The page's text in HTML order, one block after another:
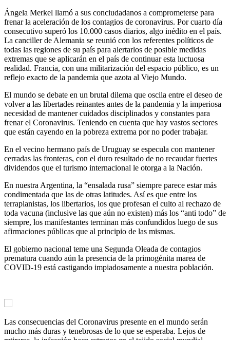
Ángela Merkel llamó a sus conciudadanos a comprometerse para
frenar la aceleración de los contagios de coronavirus. Por cuarto día
consecutivo superó los 10.000 casos diarios, algo inédito en el país.
La canciller de Alemania se reunió con los referentes políticos de
todas las regiones de su país para alertarlos de posible medidas
extremas que se aplicarán en el país de continuar esta luctuosa
realidad. Francia, con una militarización del espacio público, es un
reflejo exacto de la pandemia que azota al Viejo Mundo.
El mundo se debate en un brutal dilema que oscila entre el deseo de
volver a las libertades reinantes antes de la pandemia y la imperiosa
necesidad de mantener cuidados disciplinados y constantes para
frenar el Coronavirus. Teniendo en cuenta que hay vastos sectores
que están cayendo en la pobreza extrema por no poder trabajar.
En el vecino hermano país de Uruguay se especula con mantener
cerradas las fronteras, con el duro resultado de no recaudar fuertes
dividendos que el turismo internacional le otorga a la Nación.
En nuestra Argentina, la “ensalada rusa” siempre parece estar más
condimentada que las de otras latitudes. Así es que entre los
terraplanistas, los libertarios, los que profesan el culto al rechazo de
toda vacuna (inclusive las que aún no existen) más los “anti todo” de
siempre, los manifestantes terminan más confundidos luego de sus
afirmaciones públicas que al principio de las mismas.
El gobierno nacional teme una Segunda Oleada de contagios
prematura cuando aún la presencia de la primogénita marea de
COVID-19 está castigando impiadosamente a nuestra población.
Las consecuencias del Coronavirus presente en el mundo serán
mucho más duras y tenebrosas de lo que se esperaba. Lejos de